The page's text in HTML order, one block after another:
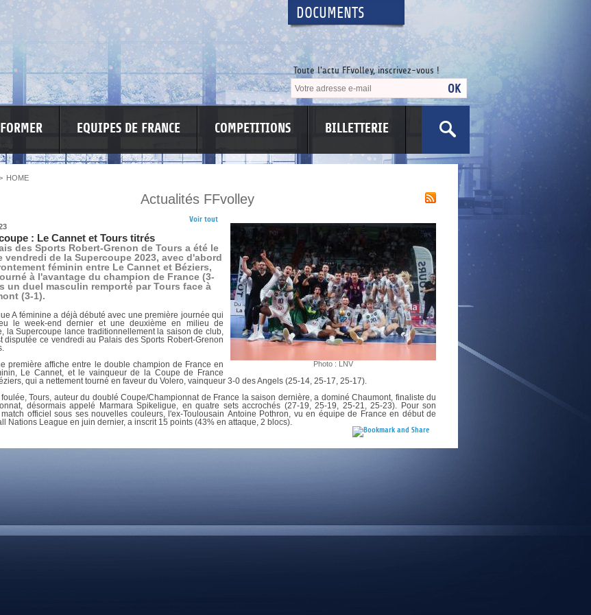
DOCUMENTS
Toute l'actu FFvolley, inscrivez-vous !
EQUIPES DE FRANCE COMPETITIONS BILLETTERIE
INFORMATIONS CORONAVIRUS
DOCUMENTS UTILES
SITUATION SANITAIRE
COVID-19
CLIQUEZ ICI
HOME
Actualités FFvolley
Voir tout
Photo : LNV
: Le Cannet et Tours titrés
des Sports Robert-Grenon de Tours a été le
vendredi de la Supercoupe 2023, avec d'abord
féminin entre Le Cannet et Béziers,
à l'avantage du champion de France (3-
un duel masculin remporté par Tours face à
(3-1).
A féminine a déjà débuté avec une première journée qui
le week-end dernier et une deuxième en milieu de
la Supercoupe lance traditionnellement la saison de club,
disputée ce vendredi au Palais des Sports Robert-Grenon
première affiche entre le double champion de France en
Le Cannet, et le vainqueur de la Coupe de France
qui a nettement tourné en faveur du Volero, vainqueur 3-0 des Angels (25-14, 25-17, 25-17).
foulée, Tours, auteur du doublé Coupe/Championnat de France la saison dernière, a dominé Chaumont, finaliste du
désormais appelé Marmara Spikeligue, en quatre sets accrochés (27-19, 25-19, 25-21, 25-23). Pour son
officiel sous ses nouvelles couleurs, l'ex-Toulousain Antoine Pothron, vu en équipe de France en début de
Nations League en juin dernier, a inscrit 15 points (43% en attaque, 2 blocs).